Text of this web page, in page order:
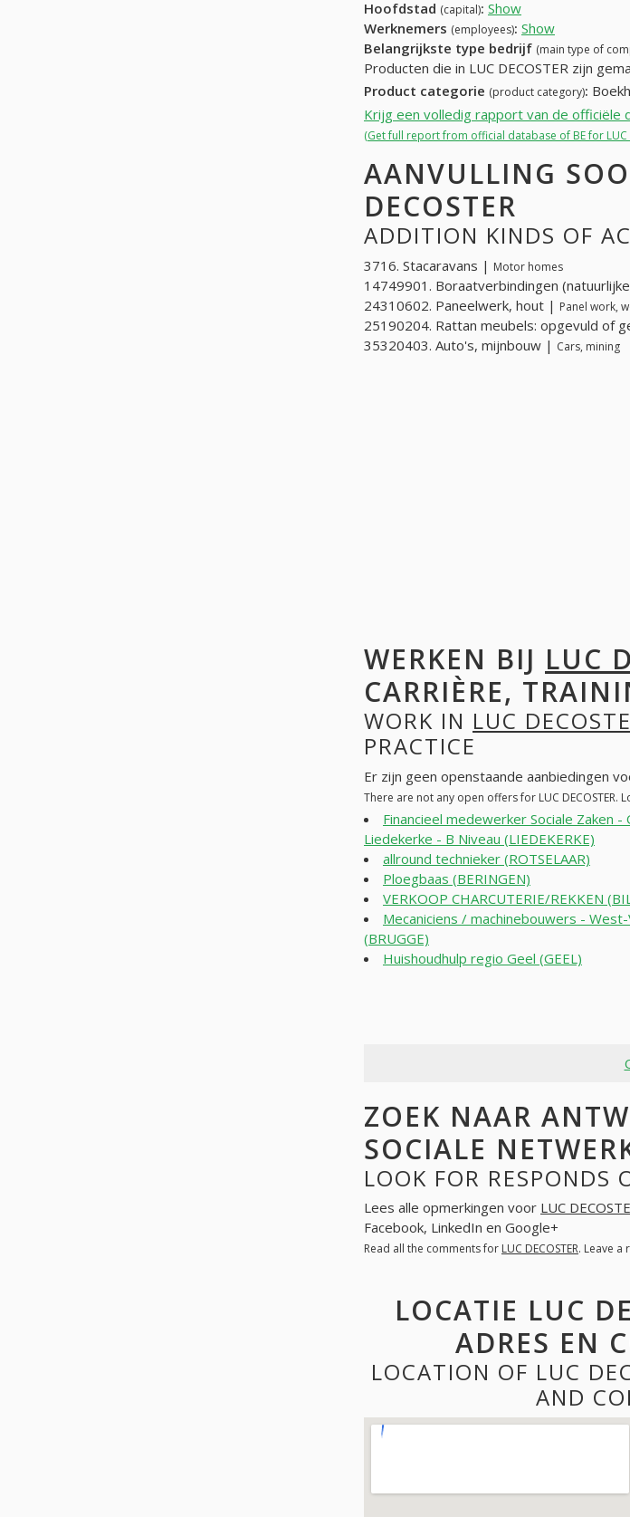
Hoofdstad (capital): Show
Werknemers (employees): Show
Belangrijkste type bedrijf (main type of
Producten die in LUC DECOSTER zijn
Product categorie (product category):
Krijg een volledig rapport van de officiële
(Get full report from official database of BE for LUC
AANVULLING
DECOSTER
ADDITION KINDS OF
3716. Stacaravans | Motor homes
14749901. Boraatverbindingen
24310602. Paneelwerk, hout | Panel work,
25190204. Rattan meubels: opgevuld of
35320403. Auto's, mijnbouw | Cars, mining
WERKEN BIJ LUC
CARRIÈRE,
WORK IN LUC
PRACTICE
Er zijn geen openstaande aanbiedingen
There are not any open offers for LUC
Financieel medewerker Sociale Zaken -
Liedekerke - B Niveau (LIEDEKERKE)
allround technieker (ROTSELAAR)
Ploegbaas (BERINGEN)
VERKOOP CHARCUTERIE/REKKEN
Mecaniciens / machinebouwers -
(BRUGGE)
Huishoudhulp regio Geel (GEEL)
ZOEK NAAR
SOCIALE
LOOK FOR RESPONDS
Lees alle opmerkingen voor LUC
Facebook, LinkedIn en Google+
Read all the comments for LUC DECOSTER. Leave a
LOCATIE LUC
ADRES EN
LOCATION OF LUC
AND